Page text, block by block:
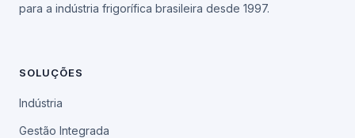
para a indústria frigorífica brasileira desde 1997.
SOLUÇÕES
Indústria
Gestão Integrada